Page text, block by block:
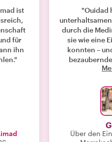
ist
für
ihn
"Ouidad
durch die
sie wie eine
konnten –
humorvollen
Medina ganz
Über den